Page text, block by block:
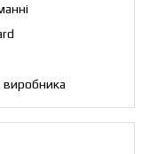
виробника